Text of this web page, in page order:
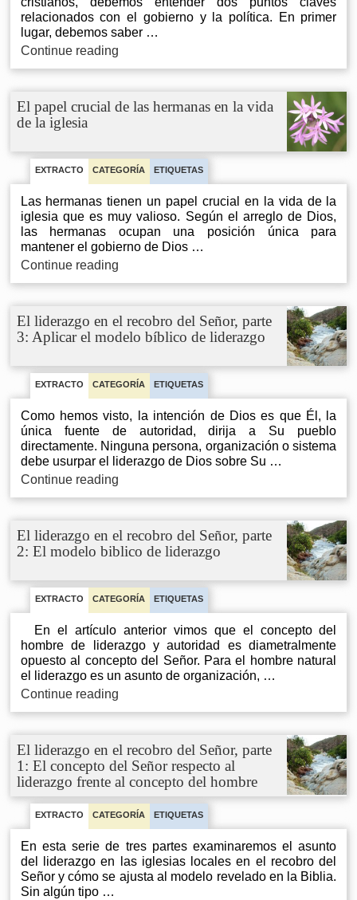
relacionados con el gobierno y la política. En primer
lugar, debemos saber …
Continue readingLa
actitud
cristiano
gobierno
y
la
politica
El papel crucial de las hermanas en la vida
de la iglesia
EXTRACTO CATEGORÍA ETIQUETAS
Las hermanas tienen un papel crucial en la vida de la
iglesia que es muy valioso. Según el arreglo de Dios,
las hermanas ocupan una posición única para
mantener el gobierno de Dios …
Continue readingEl
papel
las
hermanas
la
vida
de
la
iglesia
El liderazgo en el recobro del Señor, parte
3: Aplicar el modelo bíblico de liderazgo
EXTRACTO CATEGORÍA ETIQUETAS
Como hemos visto, la intención de Dios es que Él, la
única fuente de autoridad, dirija a Su pueblo
directamente. Ninguna persona, organización o sistema
debe usurpar el liderazgo de Dios sobre Su …
Continue readingEl
liderazgo
recobro
del
parte
3:
Aplicar
el
modelo
bíblico
de
liderazgo
El liderazgo en el recobro del Señor, parte
2: El modelo biblico de liderazgo
EXTRACTO CATEGORÍA ETIQUETAS
En el artículo anterior vimos que el concepto del
hombre de liderazgo y autoridad es diametralmente
opuesto al concepto del Señor. Para el hombre natural
el liderazgo es un asunto de organización, …
Continue readingEl
liderazgo
recobro
del
Señor,
parte
2:
El
modelo
biblico
de
El liderazgo en el recobro del Señor, parte
1: El concepto del Señor respecto al
liderazgo frente al concepto del hombre
EXTRACTO CATEGORÍA ETIQUETAS
En esta serie de tres partes examinaremos el asunto
del liderazgo en las iglesias locales en el recobro del
Señor y cómo se ajusta al modelo revelado en la Biblia.
Sin algún tipo …